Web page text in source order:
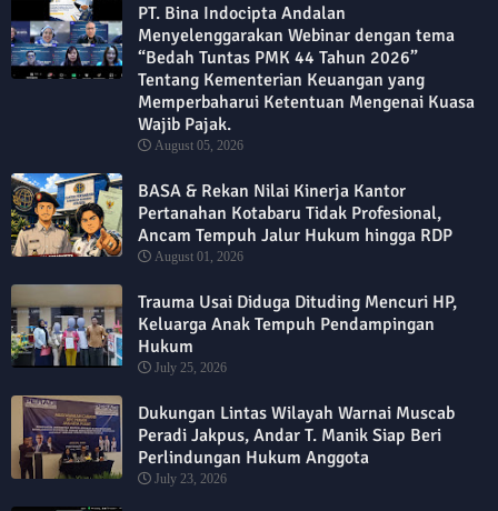
PT. Bina Indocipta Andalan
Menyelenggarakan Webinar dengan tema
“Bedah Tuntas PMK 44 Tahun 2026”
Tentang Kementerian Keuangan yang
Memperbaharui Ketentuan Mengenai Kuasa
Wajib Pajak.
August 05, 2026
BASA & Rekan Nilai Kinerja Kantor
Pertanahan Kotabaru Tidak Profesional,
Ancam Tempuh Jalur Hukum hingga RDP
August 01, 2026
Trauma Usai Diduga Dituding Mencuri HP,
Keluarga Anak Tempuh Pendampingan
Hukum
July 25, 2026
Dukungan Lintas Wilayah Warnai Muscab
Peradi Jakpus, Andar T. Manik Siap Beri
Perlindungan Hukum Anggota
July 23, 2026